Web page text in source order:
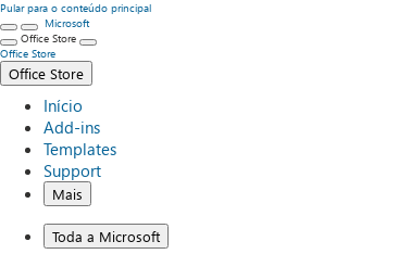
Pular para o conteúdo principal
Microsoft
Office Store
Office Store
Office Store
Início
Add-ins
Templates
Support
Mais
Toda a Microsoft